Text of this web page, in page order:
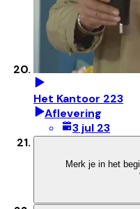
Het Kantoor 223
Aflevering
3 jul 23
Merk je in het